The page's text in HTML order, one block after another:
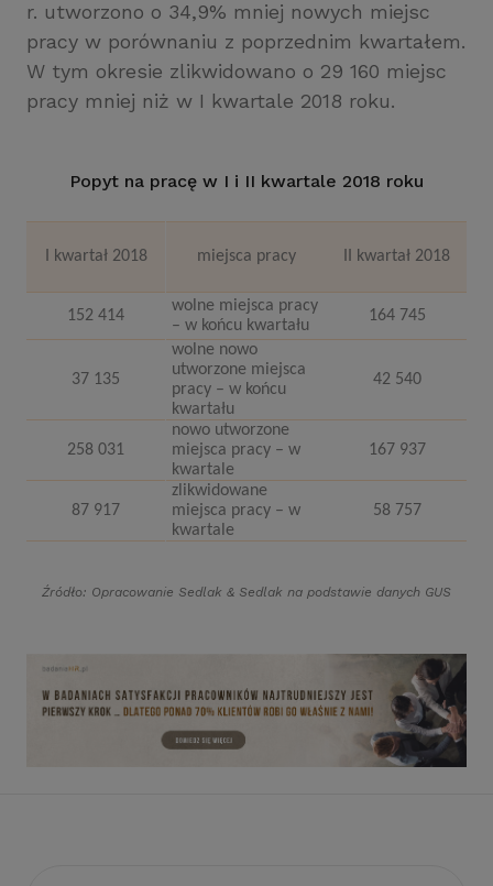
r. utworzono o 34,9% mniej nowych miejsc
pracy w porównaniu z poprzednim kwartałem.
W tym okresie zlikwidowano o 29 160 miejsc
pracy mniej niż w I kwartale 2018 roku.
Popyt na pracę w I i II kwartale 2018 roku
I kwartał 2018 miejsca pracy II kwartał 2018
152 414
wolne miejsca pracy
– w końcu kwartału
164 745
37 135
wolne nowo
utworzone miejsca
pracy – w końcu
kwartału
42 540
258 031
nowo utworzone
miejsca pracy – w
kwartale
167 937
87 917
zlikwidowane
miejsca pracy – w
kwartale
58 757
Źródło: Opracowanie Sedlak & Sedlak na podstawie danych GUS